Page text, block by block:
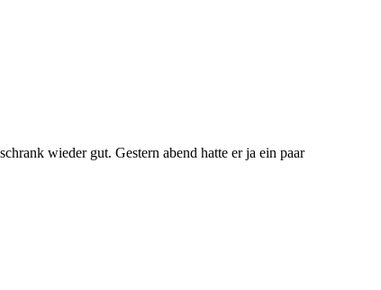
wieder gut. Gestern abend hatte er ja ein paar